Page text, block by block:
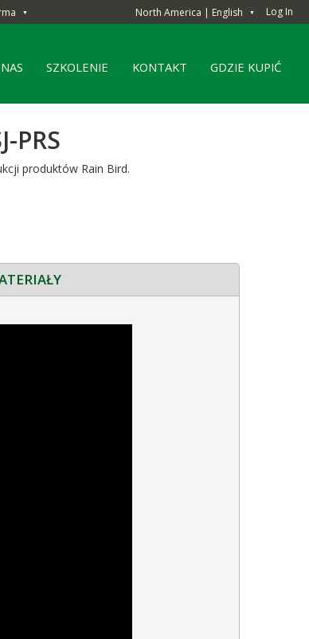
▼ North America | English ▼ Log In
SZKOLENIE KONTAKT GDZIE KUPIĆ
PRS
produktów Rain Bird.